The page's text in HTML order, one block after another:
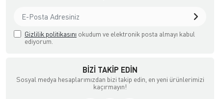
Gizlilik politikasını okudum ve elektronik posta almayı kabul
ediyorum.
BIZI TAKIP EDIN
Sosyal medya hesaplarımızdan bizi takip edin, en yeni ürünlerimizi
kaçırmayın!